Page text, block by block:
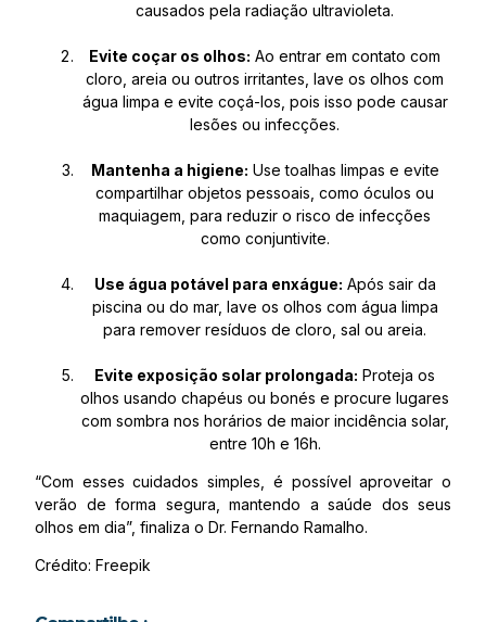
causados pela radiação ultravioleta.
Evite coçar os olhos: Ao entrar em contato com
cloro, areia ou outros irritantes, lave os olhos com
água limpa e evite coçá-los, pois isso pode causar
lesões ou infecções.
Mantenha a higiene: Use toalhas limpas e evite
compartilhar objetos pessoais, como óculos ou
maquiagem, para reduzir o risco de infecções
como conjuntivite.
Use água potável para enxágue: Após sair da
piscina ou do mar, lave os olhos com água limpa
para remover resíduos de cloro, sal ou areia.
Evite exposição solar prolongada: Proteja os
olhos usando chapéus ou bonés e procure lugares
com sombra nos horários de maior incidência solar,
entre 10h e 16h.
“Com esses cuidados simples, é possível aproveitar o
verão de forma segura, mantendo a saúde dos seus
olhos em dia”, finaliza o Dr. Fernando Ramalho.
Crédito: Freepik